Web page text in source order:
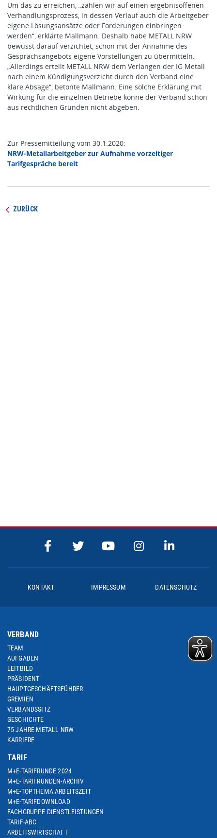
Um das zu erreichen, „zählen wir auf einen ergebnisoffenen
Verhandlungsprozess, in dessen Verlauf auch die Arbeitgeber
eigene Lösungsansätze oder Forderungen einbringen
werden“, erklärte Mallmann. Deshalb habe METALL NRW
bewusst darauf verzichtet, schon mit der Annahme des
Gesprächsangebots eigene Vorstellungen zu übermitteln.
„Allerdings erteilt METALL NRW dem Verlangen der IG Metall
nach einem Kündigungsverzicht durch den Verband eine
klare Absage“, betonte Mallmann. Eine solche Erklärung mit
Wirkung für die einzelnen Betriebe könne der Verband schon
aus rechtlichen Gründen nicht abgeben.
Zur Pressemitteilung vom 30.1.2020:
NRW-Metallarbeitgeber zur Aufnahme vorzeitiger
Tarifgespräche bereit
ZURÜCK
KONTAKT IMPRESSUM DATENSCHUTZ
VERBAND
TEAM
AUFGABEN
LEITBILD
PRÄSIDENT
HAUPTGESCHÄFTSFÜHRER
GREMIEN
VERBANDSSITZ
GESCHICHTE
75 JAHRE METALL NRW
KARRIERE
TARIF
M+E-TARIFRUNDE 2024
M+E-TARIFRUNDEN-ARCHIV
M+E-TOPTHEMA ARBEITSZEIT
M+E-TARIFDOWNLOAD
FACHGRUPPE DIENSTLEISTUNGEN
TARIF-ABC
ARBEITSWIRTSCHAFT